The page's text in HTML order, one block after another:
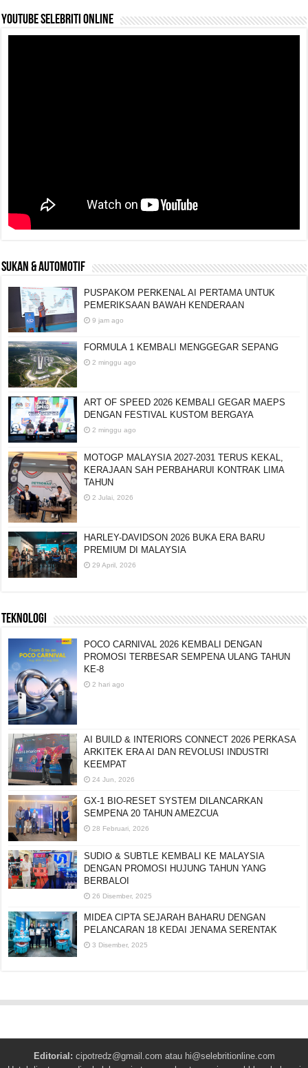
YouTube selebriti online
SUKAN & AUTOMOTIF
PUSPAKOM PERKENAL AI PERTAMA UNTUK
PEMERIKSAAN BAWAH KENDERAAN
9 jam ago
FORMULA 1 KEMBALI MENGGEGAR SEPANG
2 minggu ago
ART OF SPEED 2026 KEMBALI GEGAR MAEPS
DENGAN FESTIVAL KUSTOM BERGAYA
2 minggu ago
MOTOGP MALAYSIA 2027-2031 TERUS KEKAL,
KERAJAAN SAH PERBAHARUI KONTRAK LIMA
TAHUN
2 Julai, 2026
HARLEY-DAVIDSON 2026 BUKA ERA BARU
PREMIUM DI MALAYSIA
29 April, 2026
TEKNOLOGI
POCO CARNIVAL 2026 KEMBALI DENGAN
PROMOSI TERBESAR SEMPENA ULANG TAHUN
KE-8
2 hari ago
AI BUILD & INTERIORS CONNECT 2026 PERKASA
ARKITEK ERA AI DAN REVOLUSI INDUSTRI
KEEMPAT
24 Jun, 2026
GX-1 BIO-RESET SYSTEM DILANCARKAN
SEMPENA 20 TAHUN AMEZCUA
28 Februari, 2026
SUDIO & SUBTLE KEMBALI KE MALAYSIA
DENGAN PROMOSI HUJUNG TAHUN YANG
BERBALOI
26 Disember, 2025
MIDEA CIPTA SEJARAH BAHARU DENGAN
PELANCARAN 18 KEDAI JENAMA SERENTAK
3 Disember, 2025
Editorial: cipotredz@gmail.com atau hi@selebritionline.com